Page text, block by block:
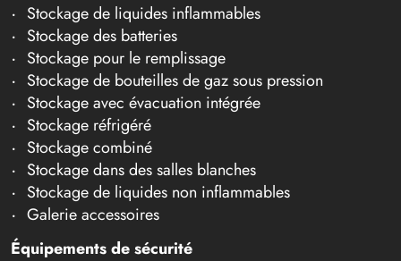
Stockage de liquides inflammables
Stockage des batteries
Stockage pour le remplissage
Stockage de bouteilles de gaz sous pression
Stockage avec évacuation intégrée
Stockage réfrigéré
Stockage combiné
Stockage dans des salles blanches
Stockage de liquides non inflammables
Galerie accessoires
Équipements de sécurité